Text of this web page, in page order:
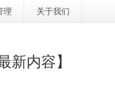
理 关于我们
新内容】